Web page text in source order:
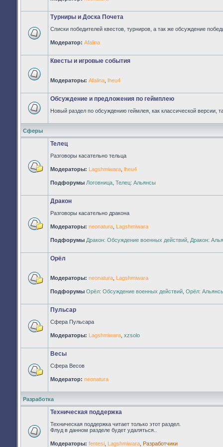
Нет
Турниры и Доска Почета
Списки победителей квестов, турниров, а так же обсуждение
Модератор: Afalina
Нет
сообщений
Квесты и игровые события
Модераторы: Afalina lheu4
непрочитанных
Обсуждение и предложения по геймплею
Новый раздел по обсуждению геймлея, как классической версии,
Сферы
непрочитанных
сообщений
Телец
Разговоры касательно тельца
Модераторы: Lagshmiwara lheu4
Подфорумы Логовница Телец: Альянсы
непрочитанных
сообщений
Дракон
Разговоры касательно дракона
Модераторы: neonatura Lagshmiwara
Подфорумы Дракон: Обсуждение военных действий Дракон:
непрочитанных
Орёл
Модераторы: neonatura Lagshmiwara
Подфорумы Орёл: Обсуждение военных действий Орёл:
Нет
Пульсар
Сфера Пульсара
Модераторы: Lagshmiwara xzsolo
Нет
Весы
Сфера Весов
Модератор: neonatura
Разработка
непрочитанных
Техническая поддержка
Техническая поддержка читает только этот раздел.
Флуд в данном разделе будет удаляться..
Модераторы: fentesi Lagshmiwara Разработчики